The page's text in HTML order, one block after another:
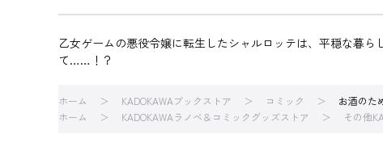
乙女ゲームの悪役令嬢に転生したシャルロッテは、平穏な暮
て……！？
ホーム KADOKAWAブックストア コミック
お酒のた
ホーム
KADOKAWAラノベ＆コミックグッズストア その他